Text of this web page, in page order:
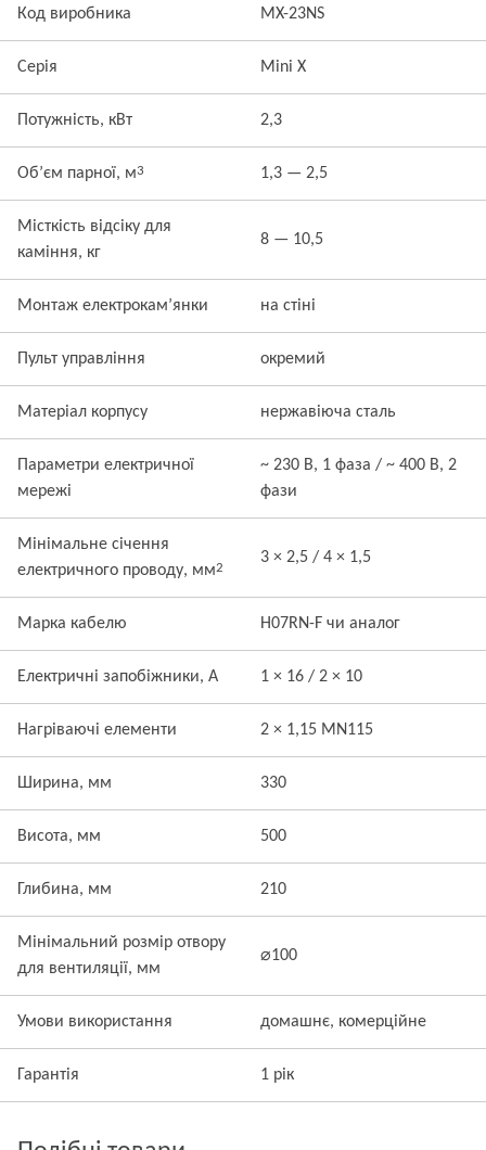
Код виробника MX-23NS
Серія Mini X
Потужність, кВт 2,3
Об’єм парної, м3 1,3 — 2,5
Місткість відсіку для
каміння, кг
8 — 10,5
Монтаж електрокам’янки на стіні
Пульт управління окремий
Матеріал корпусу нержавіюча сталь
Параметри електричної
мережі
~ 230 В, 1 фаза / ~ 400 В, 2
фази
Мінімальне січення
електричного проводу, мм2
3 × 2,5 / 4 × 1,5
Марка кабелю H07RN-F чи аналог
Електричні запобіжники, А 1 × 16 / 2 × 10
Нагріваючі елементи 2 × 1,15 MN115
Ширина, мм 330
Висота, мм 500
Глибина, мм 210
Мінімальний розмір отвору
для вентиляції, мм
⌀100
Умови використання домашнє, комерційне
Гарантія 1 рік